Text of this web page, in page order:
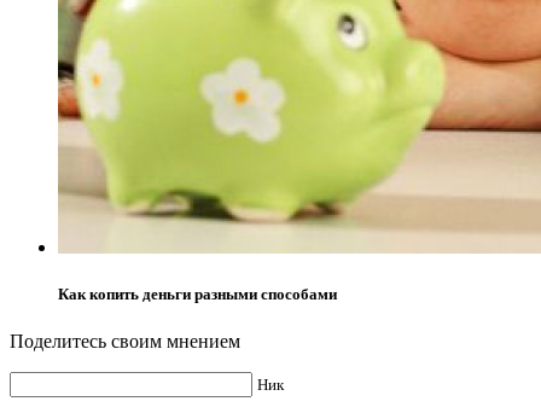
Как копить деньги разными способами
Поделитесь своим мнением
Ник